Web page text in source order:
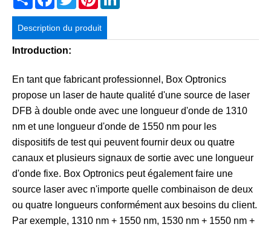
Description du produit
Introduction:
En tant que fabricant professionnel, Box Optronics
propose un laser de haute qualité d'une source de laser
DFB à double onde avec une longueur d'onde de 1310
nm et une longueur d'onde de 1550 nm pour les
dispositifs de test qui peuvent fournir deux ou quatre
canaux et plusieurs signaux de sortie avec une longueur
d'onde fixe. Box Optronics peut également faire une
source laser avec n'importe quelle combinaison de deux
ou quatre longueurs conformément aux besoins du client.
Par exemple, 1310 nm + 1550 nm, 1530 nm + 1550 nm +